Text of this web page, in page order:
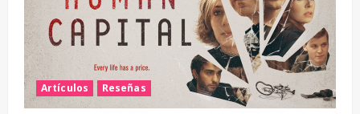
Artículos Reseñas